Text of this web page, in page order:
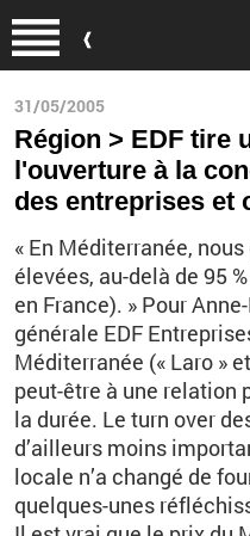
31/05/2005
Région > EDF tire
l'ouverture à la
des entreprises et
« En Méditerranée,
élevées, au-delà de 95
en France). » Pour
générale EDF
Méditerranée (« Laro »
peut-être à une relation
la durée. Le turn over
d’ailleurs moins
locale n’a changé de
quelques-unes